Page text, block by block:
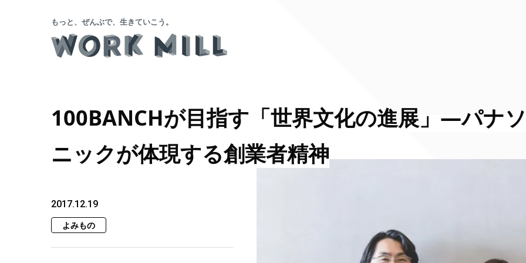
もっと、ぜんぶで、生きていこう。
100BANCHが目指す「世界文化の進展」―パナソ
ニックが体現する創業者精神
2017.12.19
よみもの